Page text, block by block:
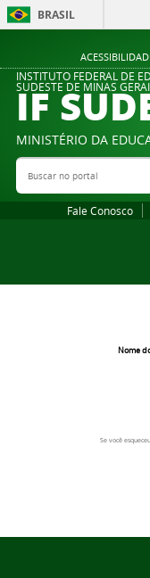
BRASIL
INSTITUTO FEDERAL DE
SUDESTE DE MINAS
IF
MINISTÉRIO DA
Buscar no portal
Fale Conosco
Nome
Se você